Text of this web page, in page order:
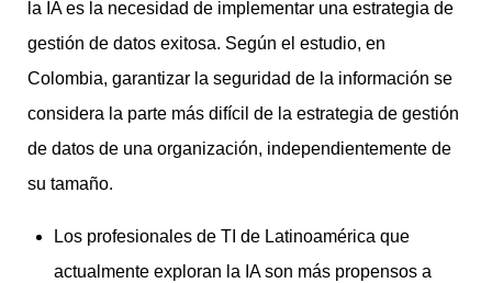
la IA es la necesidad de implementar una estrategia de
gestión de datos exitosa. Según el estudio, en
Colombia, garantizar la seguridad de la información se
considera la parte más difícil de la estrategia de gestión
de datos de una organización, independientemente de
su tamaño.
Los profesionales de TI de Latinoamérica que
actualmente exploran la IA son más propensos a